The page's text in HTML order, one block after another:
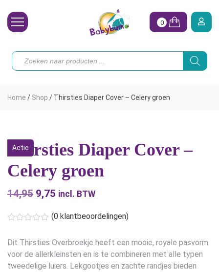
Toebehoren
Onze merken
Hoe begin ik?
0
Producten
zoeken
Home / Shop / Thirsties Diaper Cover – Celery groen
Actie
Thirsties Diaper Cover –
Celery groen
14,95 Oorspronkelijke
was:
€14,95.
9,75 Huidige
€9,75.
incl. BTW
(0 klantbeoordelingen)
Dit Thirsties Overbroekje heeft een mooie, royale pasvorm
voor de allerkleinsten en is te combineren met alle typen
tweedelige luiers. Lekgootjes en zachte randjes bieden